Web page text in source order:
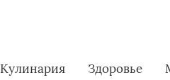
Кулинария Здоровье